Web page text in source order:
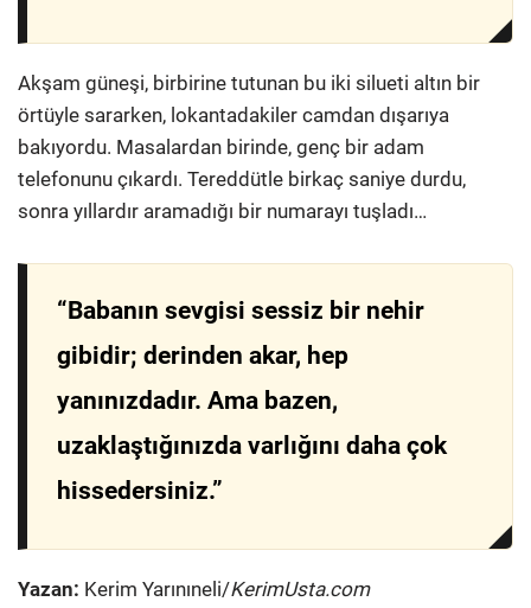
Akşam güneşi, birbirine tutunan bu iki silueti altın bir
örtüyle sararken, lokantadakiler camdan dışarıya
bakıyordu. Masalardan birinde, genç bir adam
telefonunu çıkardı. Tereddütle birkaç saniye durdu,
sonra yıllardır aramadığı bir numarayı tuşladı…
“Babanın sevgisi sessiz bir nehir
gibidir; derinden akar, hep
yanınızdadır. Ama bazen,
uzaklaştığınızda varlığını daha çok
hissedersiniz.”
Yazan: Kerim Yarınıneli/KerimUsta.com